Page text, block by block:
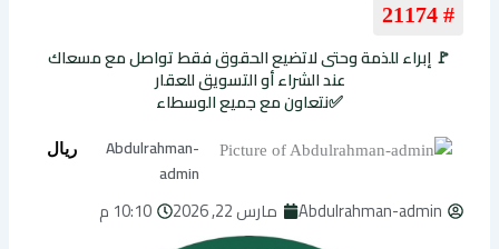
# 21174
🚩 إبراء للذمة وحتى لاتضيع الحقوق فقط تواصل مع مسعاك
عند الشراء أو التسويق للعقار
✅نتعاون مع جميع الوسطاء
Abdulrahman-
admin
ريال
Abdulrahman-admin مارس 22, 2026 10:10 م